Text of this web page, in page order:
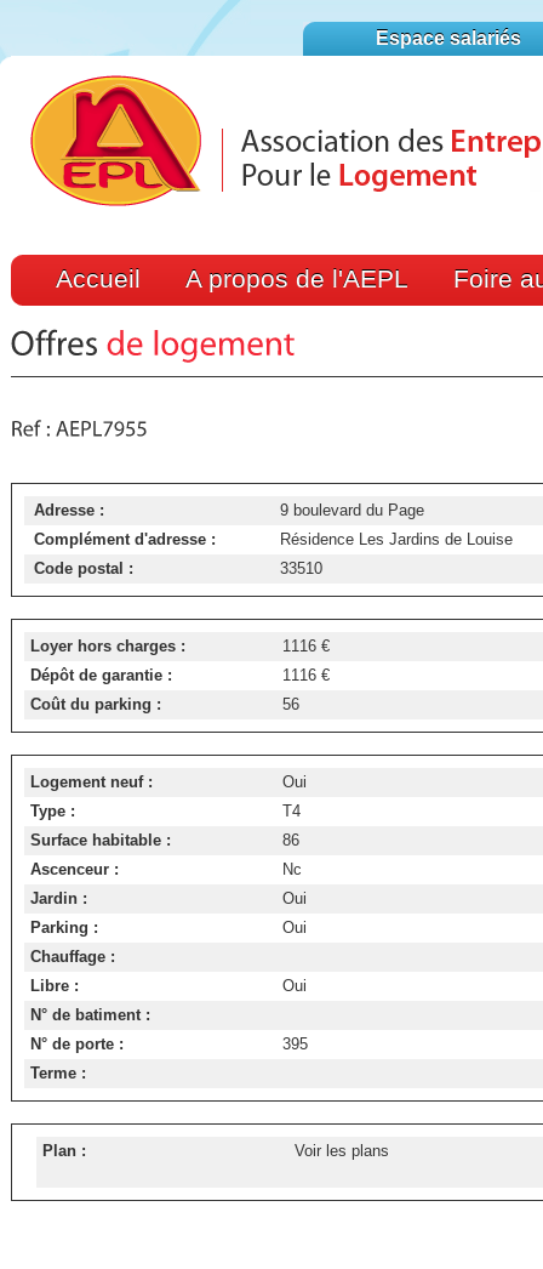
Espace salariés
Accueil A propos de l'AEPL Foire
Adresse :
9 boulevard du Page
Complément d'adresse :
Résidence Les Jardins de Louise
Code postal :
33510
Loyer hors charges :
1116 €
Dépôt de garantie :
1116 €
Coût du parking :
56
Logement neuf :
Oui
Type :
T4
Surface habitable :
86
Ascenceur :
Nc
Jardin :
Oui
Parking :
Oui
Chauffage :
Libre :
Oui
N° de batiment :
N° de porte :
395
Terme :
Plan : Voir les plans